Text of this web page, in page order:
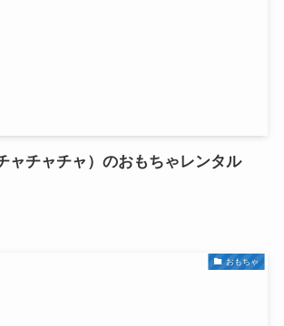
ャチャチャ）のおもちゃレンタル
おもちゃ